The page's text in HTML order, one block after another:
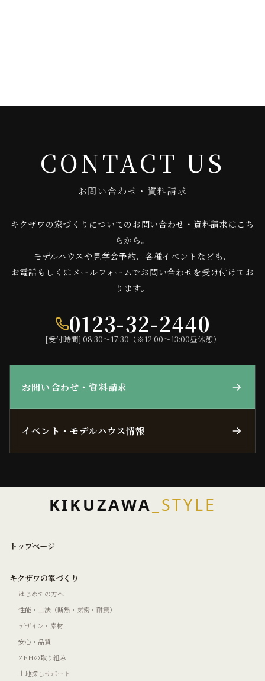
CONTACT US
お問い合わせ・資料請求
キクザワの家づくりについてのお問い合わせ・資料請求はこち
らから。
モデルハウスや見学会予約、各種イベントなども、
お電話もしくはメールフォームでお問い合わせを受け付けてお
ります。
0123-32-2440
[受付時間] 08:30〜17:30（※12:00〜13:00昼休憩）
お問い合わせ・資料請求
イベント・モデルハウス情報
KIKUZAWA _STYLE
トップページ
キクザワの家づくり
はじめての方へ
性能・工法（断熱・気密・耐震）
デザイン・素材
安心・品質
ZEHの取り組み
土地探しサポート